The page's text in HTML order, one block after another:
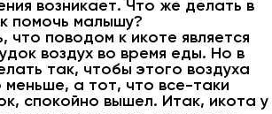
возникает. Что же делать в
помочь малышу?
что поводом к икоте является
воздух во время еды. Но в
так, чтобы этого воздуха
а тот, что все-таки
спокойно вышел. Итак, икота у